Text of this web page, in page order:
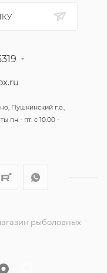
Пушкинский г.о.,
пн - пт. с 10.00 -
рыболовных